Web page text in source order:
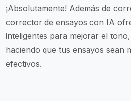
¡Absolutamente! Además de
corrector de ensayos con IA
inteligentes para mejorar el
haciendo que tus ensayos sean
efectivos.